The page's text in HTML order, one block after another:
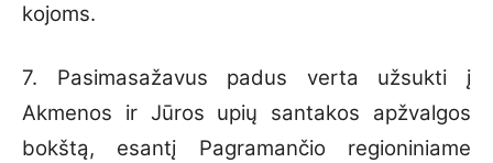
kojoms.
7. Pasimasažavus padus verta užsukti į
Akmenos ir Jūros upių santakos apžvalgos
bokštą, esantį Pagramančio regioniniame